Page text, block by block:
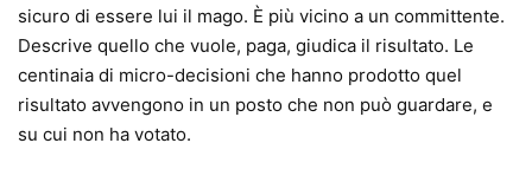
sicuro di essere lui il mago. È più vicino a un committente.
Descrive quello che vuole, paga, giudica il risultato. Le
centinaia di micro-decisioni che hanno prodotto quel
risultato avvengono in un posto che non può guardare, e
su cui non ha votato.